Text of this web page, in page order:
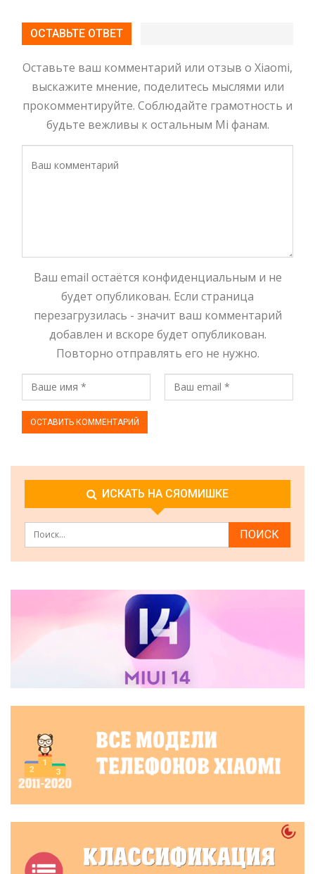
ОСТАВЬТЕ ОТВЕТ
Оставьте ваш комментарий или отзыв о Xiaomi,
выскажите мнение, поделитесь мыслями или
прокомментируйте. Соблюдайте грамотность и
будьте вежливы к остальным Mi фанам.
Ваш email остаётся конфиденциальным и не
будет опубликован. Если страница
перезагрузилась - значит ваш комментарий
добавлен и вскоре будет опубликован.
Повторно отправлять его не нужно.
ИСКАТЬ НА СЯОМИШКЕ